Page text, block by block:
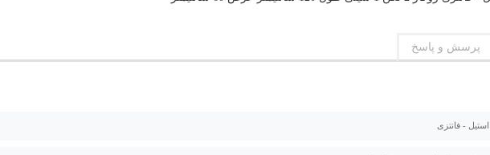
پرسش و پاسخ
استیل - فانتزی